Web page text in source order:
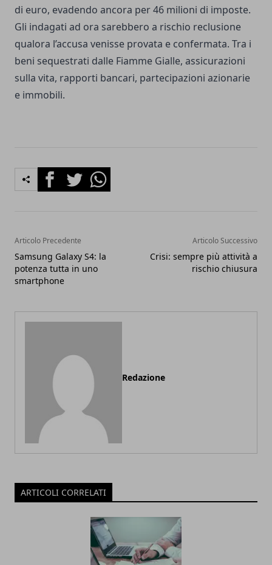
di euro, evadendo ancora per 46 milioni di imposte.
Gli indagati ad ora sarebbero a rischio reclusione
qualora l’accusa venisse provata e confermata. Tra i
beni sequestrati dalle Fiamme Gialle, assicurazioni
sulla vita, rapporti bancari, partecipazioni azionarie
e immobili.
FacebookTwitterWhatsapp
Articolo Precedente
Samsung Galaxy S4: la
potenza tutta in uno
smartphone
Articolo Successivo
Crisi: sempre più attività a
rischio chiusura
Redazione
ARTICOLI CORRELATI